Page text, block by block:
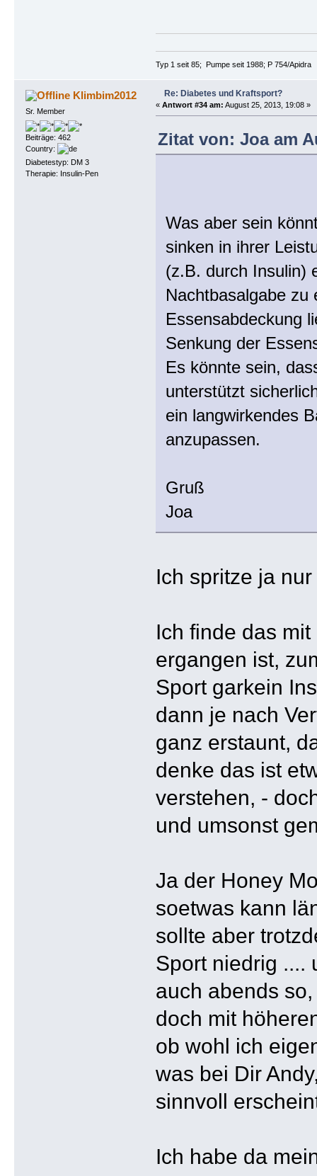
Typ 1 seit 85; Pumpe seit 1988; P 754/Apidra
Klimbim2012
Sr. Member
Beiträge: 462
Country:
Diabetestyp: DM 3
Therapie: Insulin-Pen
Re: Diabetes und Kraftsport?
« Antwort #34 am: August 25, 2013, 19:08 »
Zitat von: Joa am
Was aber sein
sinken in ihrer
(z.B. durch Insulin)
Nachtbasalgabe
Essensabdeckung
Senkung der
Es könnte sein,
unterstützt
ein langwirkendes
anzupassen.
Gruß
Joa
Ich spritze ja
Ich finde das
ergangen ist,
Sport garkein
dann je nach
ganz erstaunt,
denke das ist
verstehen, -
und umsonst
Ja der Honey
soetwas kann
sollte aber
Sport niedrig ....
auch abends
doch mit
ob wohl ich
was bei Dir
sinnvoll
Ich habe da